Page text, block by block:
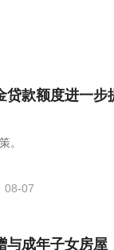
贷款额度进一步
。
08-07
与成年子女房屋